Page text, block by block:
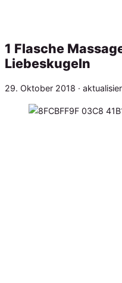
1 Flasche
Liebeskugeln
Veröffentlicht
29. Oktober 2018 ·